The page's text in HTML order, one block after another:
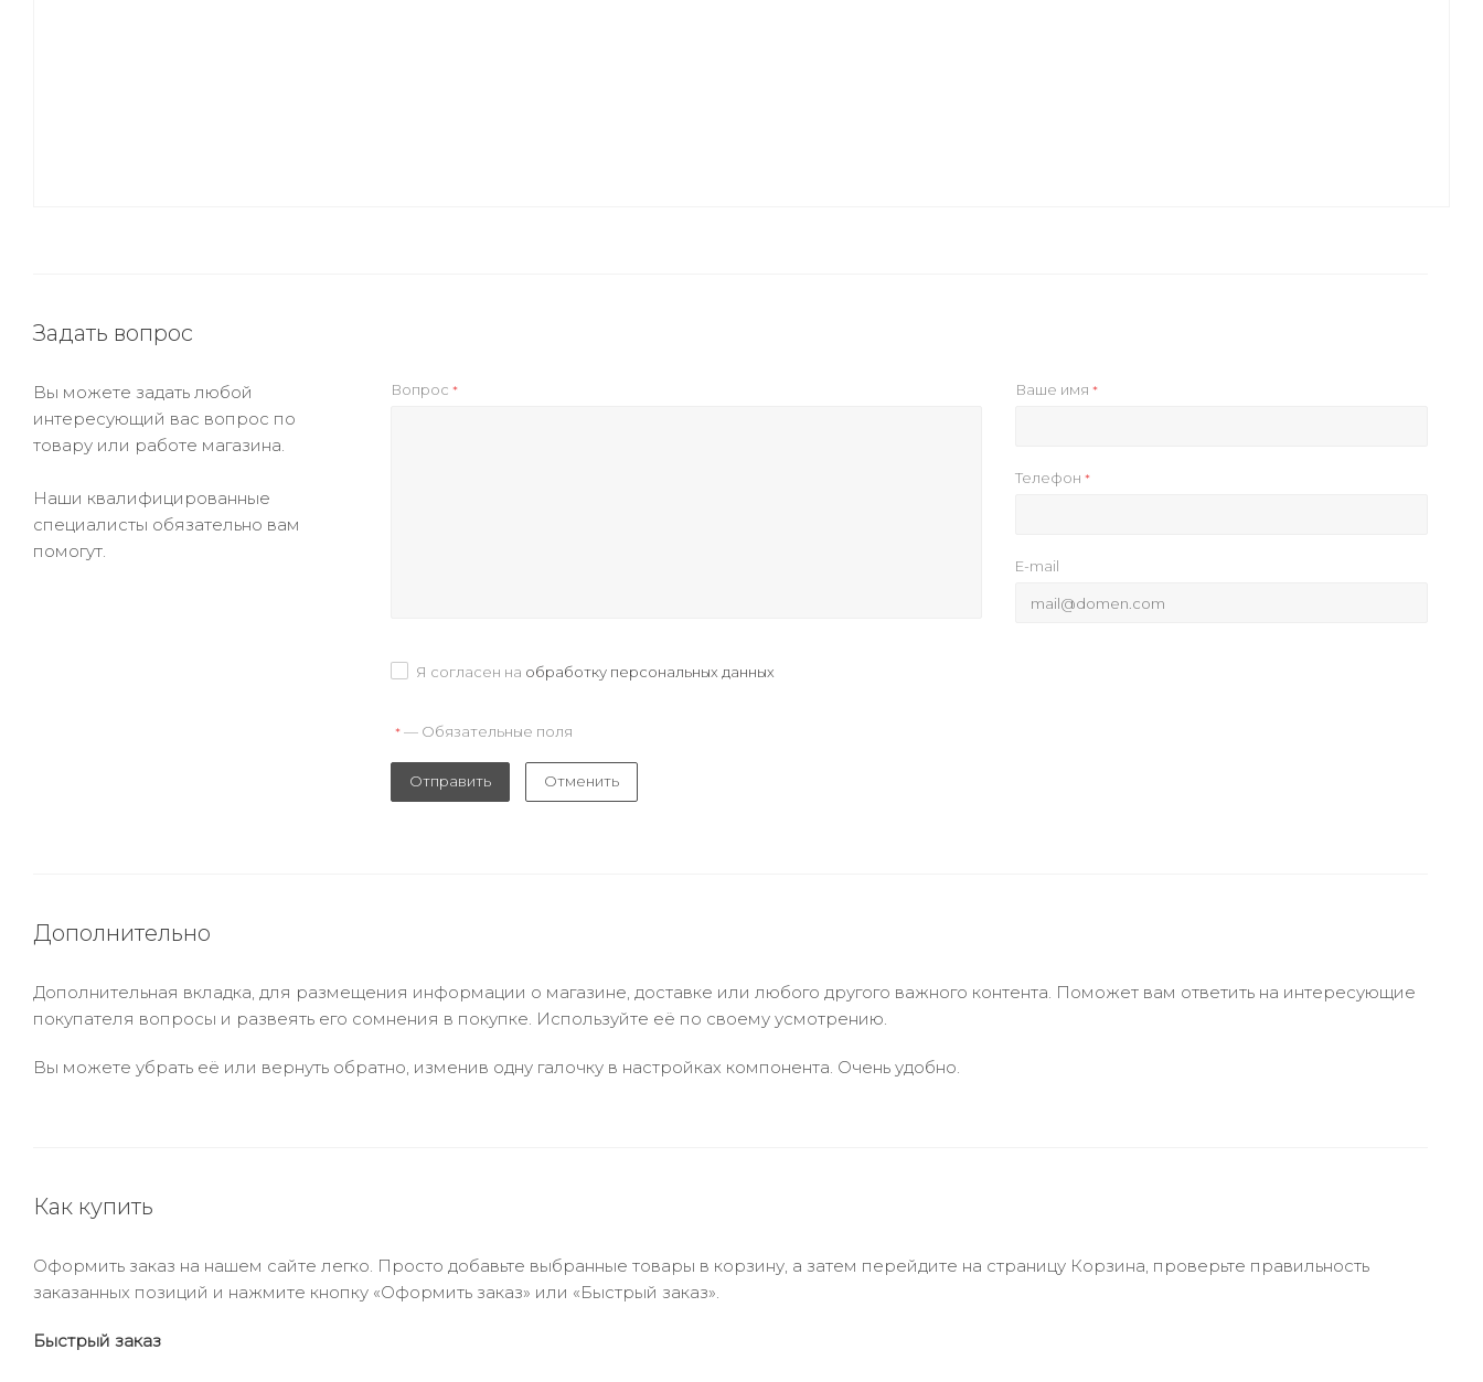
Задать вопрос
Вы можете задать любой
интересующий вас вопрос по
товару или работе магазина.
Наши квалифицированные
специалисты обязательно вам
помогут.
Вопрос * Ваше имя *
Телефон *
E-mail
Я согласен на обработку персональных данных
*— Обязательные поля
Отправить Отменить
Дополнительно
Дополнительная вкладка, для размещения информации о магазине, доставке или любого другого важного контента. Поможет вам ответить на интересующие
покупателя вопросы и развеять его сомнения в покупке. Используйте её по своему усмотрению.
Вы можете убрать её или вернуть обратно, изменив одну галочку в настройках компонента. Очень удобно.
Как купить
Оформить заказ на нашем сайте легко. Просто добавьте выбранные товары в корзину, а затем перейдите на страницу Корзина, проверьте правильность
заказанных позиций и нажмите кнопку «Оформить заказ» или «Быстрый заказ».
Быстрый заказ